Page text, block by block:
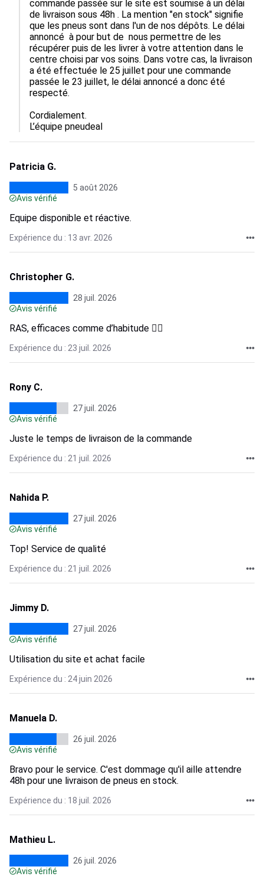
commande passée sur le site est soumise à un délai
de livraison sous 48h . La mention "en stock" signifie
que les pneus sont dans l'un de nos dépôts. Le délai
annoncé  à pour but de  nous permettre de les
récupérer puis de les livrer à votre attention dans le
centre choisi par vos soins. Dans votre cas, la livraison
a été effectuée le 25 juillet pour une commande
passée le 23 juillet, le délai annoncé a donc été
respecté.
Cordialement.
L’équipe pneudeal
Patricia G.
5 août 2026
Avis vérifié
Equipe disponible et réactive.
Expérience du : 13 avr. 2026
Christopher G.
28 juil. 2026
Avis vérifié
RAS, efficaces comme d’habitude 👌🏾
Expérience du : 23 juil. 2026
Rony C.
27 juil. 2026
Avis vérifié
Juste le temps de livraison de la commande
Expérience du : 21 juil. 2026
Nahida P.
27 juil. 2026
Avis vérifié
Top! Service de qualité
Expérience du : 21 juil. 2026
Jimmy D.
27 juil. 2026
Avis vérifié
Utilisation du site et achat facile
Expérience du : 24 juin 2026
Manuela D.
26 juil. 2026
Avis vérifié
Bravo pour le service. C'est dommage qu'il aille attendre
48h pour une livraison de pneus en stock.
Expérience du : 18 juil. 2026
Mathieu L.
26 juil. 2026
Avis vérifié